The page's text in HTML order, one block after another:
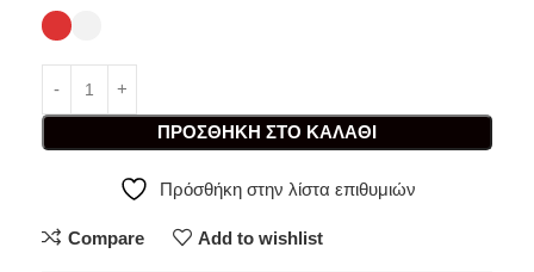
ΠΡΟΣΘΉΚΗ ΣΤΟ ΚΑΛΆΘΙ
Πρόσθήκη στην λίστα επιθυμιών
Compare Add to wishlist